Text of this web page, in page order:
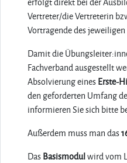
Vertreter/die Vertreterin
Vortragende des jeweiligen
Damit die
Fachverband ausgestellt
Absolvierung einesErste-
den geforderten Umfang
informieren Sie sich bitte
Außerdem muss man das
DasBasismodulwird vom